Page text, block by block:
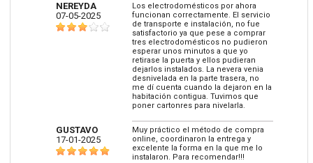
NEREYDA
07-05-2025
Los electrodomésticos por ahora
funcionan correctamente. El servicio
de transporte e instalación, no fue
satisfactorio ya que pese a comprar
tres electrodomésticos no pudieron
esperar unos minutos a que yo
retirase la puerta y ellos pudieran
dejarlos instalados. La nevera venia
desnivelada en la parte trasera, no
me dí cuenta cuando la dejaron en la
habitación contigua. Tuvimos que
poner cartonres para nivelarla.
GUSTAVO
17-01-2025
Muy práctico el método de compra
online, coordinaron la entrega y
excelente la forma en la que me lo
instalaron. Para recomendar!!!